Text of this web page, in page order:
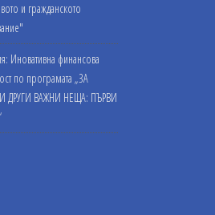
и гражданското
Иновативна финансова
по програмата „ЗА
ДРУГИ ВАЖНИ НЕЩА: ПЪРВИ